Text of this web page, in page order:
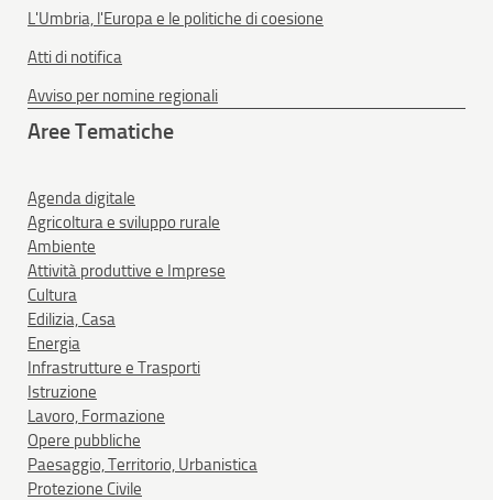
L'Umbria, l'Europa e le politiche di coesione
Atti di notifica
Avviso per nomine regionali
Aree Tematiche
Agenda digitale
Agricoltura e sviluppo rurale
Ambiente
Attività produttive e Imprese
Cultura
Edilizia, Casa
Energia
Infrastrutture e Trasporti
Istruzione
Lavoro, Formazione
Opere pubbliche
Paesaggio, Territorio, Urbanistica
Protezione Civile